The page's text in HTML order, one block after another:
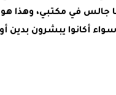
جالس في مكتبي، وهذا
أكانوا يبشرون بدين